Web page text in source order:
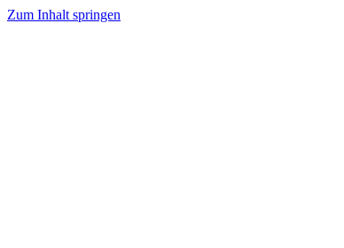
Zum Inhalt springen